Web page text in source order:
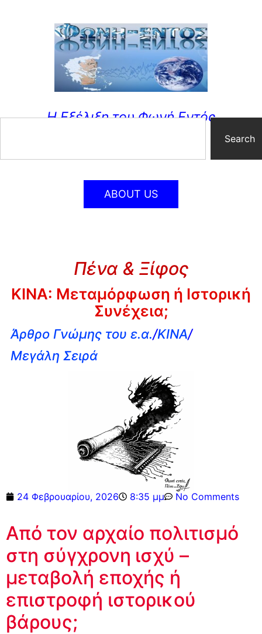
Η Εξέλιξη του Φωνή Εντός
Search
ABOUT US
Πένα & Ξίφος
ΚΙΝΑ: Μεταμόρφωση ή Ιστορική
Συνέχεια;
Άρθρο Γνώμης του ε.α./ΚΙΝΑ/
Μεγάλη Σειρά
24 Φεβρουαρίου, 2026 8:35 μμ No Comments
Από τον αρχαίο πολιτισμό
στη σύγχρονη ισχύ –
μεταβολή εποχής ή
επιστροφή ιστορικού
βάρους;